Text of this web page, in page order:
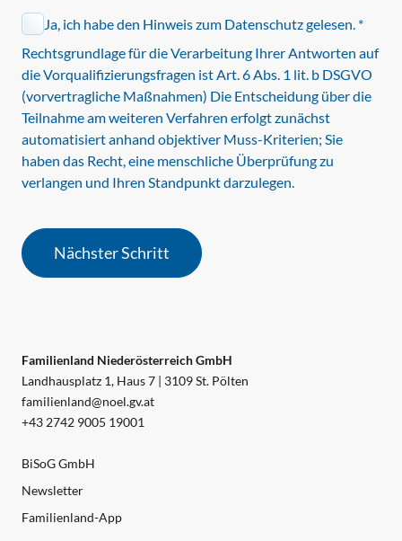
Ja, ich habe den Hinweis zum Datenschutz gelesen. *
Rechtsgrundlage für die Verarbeitung Ihrer Antworten auf
die Vorqualifizierungsfragen ist Art. 6 Abs. 1 lit. b DSGVO
(vorvertragliche Maßnahmen) Die Entscheidung über die
Teilnahme am weiteren Verfahren erfolgt zunächst
automatisiert anhand objektiver Muss-Kriterien; Sie
haben das Recht, eine menschliche Überprüfung zu
verlangen und Ihren Standpunkt darzulegen.
Nächster Schritt
Familienland Niederösterreich GmbH
Landhausplatz 1, Haus 7 | 3109 St. Pölten
familienland@noel.gv.at
+43 2742 9005 19001
BiSoG GmbH
Newsletter
Familienland-App